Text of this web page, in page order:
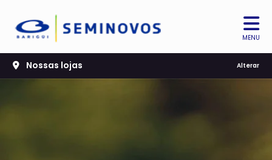
MENU
Nossas lojas Alterar